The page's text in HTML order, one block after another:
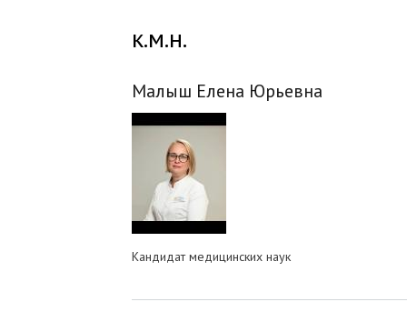
к.м.н.
Малыш Елена Юрьевна
Кандидат медицинских наук